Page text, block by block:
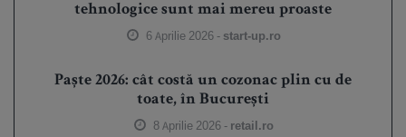
tehnologice sunt mai mereu proaste
6 Aprilie 2026 - start-up.ro
Paște 2026: cât costă un cozonac plin cu de
toate, în București
8 Aprilie 2026 - retail.ro